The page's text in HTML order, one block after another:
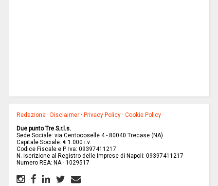
Redazione · Disclaimer · Privacy Policy ·Cookie Policy
Due punto Tre S.r.l.s.
Sede Sociale: via Centocoselle 4 - 80040 Trecase (NA)
Capitale Sociale: € 1.000 i.v.
Codice Fiscale e P. Iva: 09397411217
N. iscrizione al Registro delle Imprese di Napoli: 09397411217
Numero REA: NA - 1029517